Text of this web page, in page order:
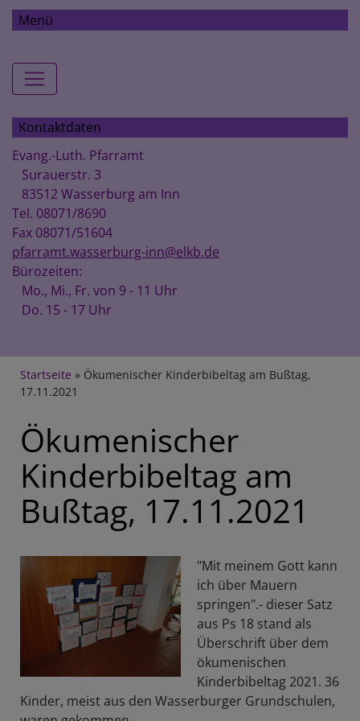
Menü
Hauptnavigation
Kontaktdaten
Evang.-Luth. Pfarramt
Surauerstr. 3
83512 Wasserburg am Inn
Tel. 08071/8690
Fax 08071/51604
pfarramt.wasserburg-inn@elkb.de
Bürozeiten:
Mo., Mi., Fr. von 9 - 11 Uhr
Do. 15 - 17 Uhr
Breadcrumb
Startseite
Ökumenischer Kinderbibeltag am Bußtag,
17.11.2021
Ökumenischer
Kinderbibeltag am
Bußtag, 17.11.2021
"Mit meinem Gott kann
ich über Mauern
springen".- dieser Satz
aus Ps 18 stand als
Überschrift über dem
ökumenischen
Kinderbibeltag 2021. 36
Kinder, meist aus den Wasserburger Grundschulen,